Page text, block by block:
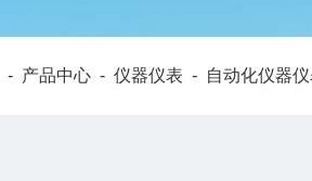
- 产品中心 - 仪器仪表 - 自动化仪器